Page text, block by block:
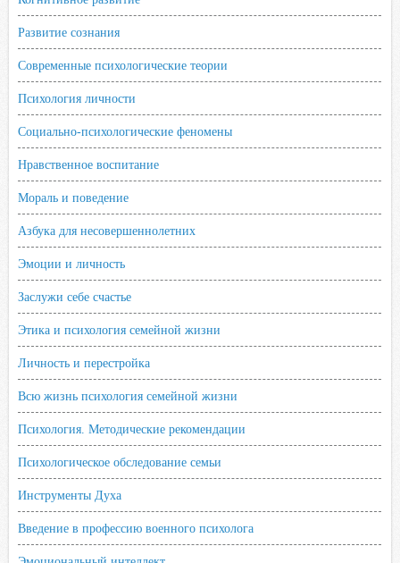
Развитие сознания
Современные психологические теории
Психология личности
Социально-психологические феномены
Нравственное воспитание
Мораль и поведение
Азбука для несовершеннолетних
Эмоции и личность
Заслужи себе счастье
Этика и психология семейной жизни
Личность и перестройка
Всю жизнь психология семейной жизни
Психология. Методические рекомендации
Психологическое обследование семьи
Инструменты Духа
Введение в профессию военного психолога